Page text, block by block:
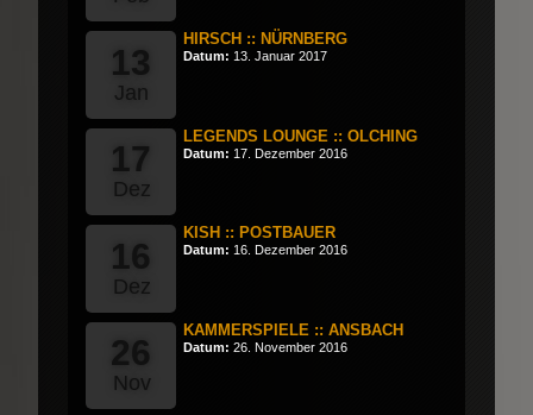
13
Jan
HIRSCH :: NÜRNBERG
Datum: 13. Januar 2017
17
Dez
LEGENDS LOUNGE :: OLCHING
Datum: 17. Dezember 2016
16
Dez
KISH :: POSTBAUER
Datum: 16. Dezember 2016
26
Nov
KAMMERSPIELE :: ANSBACH
Datum: 26. November 2016